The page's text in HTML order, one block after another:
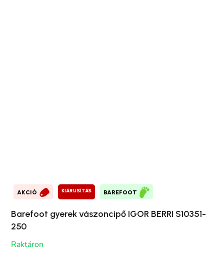
AKCIÓ KIÁRUSÍTÁS BAREFOOT
Barefoot gyerek vászoncipő IGOR BERRI S10351-
250
Raktáron